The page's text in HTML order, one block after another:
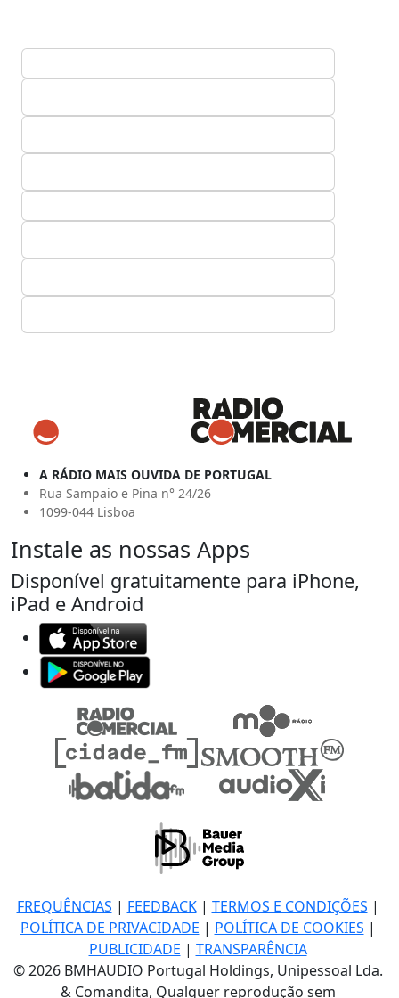
A RÁDIO MAIS OUVIDA DE PORTUGAL
Rua Sampaio e Pina n° 24/26
1099-044 Lisboa
Instale as nossas Apps
Disponível gratuitamente para iPhone,
iPad e Android
FREQUÊNCIAS | FEEDBACK| TERMOS E CONDIÇÕES |
POLÍTICA DE PRIVACIDADE | POLÍTICA DE COOKIES |
PUBLICIDADE | TRANSPARÊNCIA
© 2026 BMHAUDIO Portugal Holdings, Unipessoal Lda.
& Comandita, Qualquer reprodução sem